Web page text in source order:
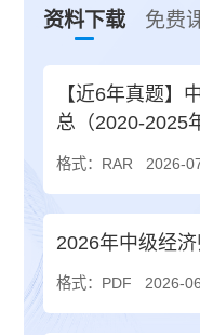
资料下载 免费
【近6年真题】
总（2020-2025
格式：RAR 2026-
2026年中级经
格式：PDF 2026-